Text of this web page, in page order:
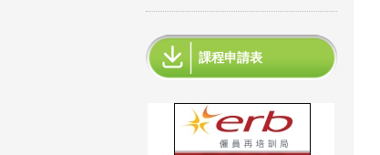
課程申請表